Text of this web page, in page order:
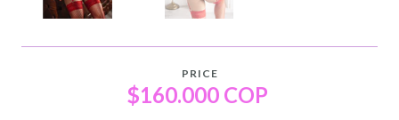
PRICE
$160.000 COP